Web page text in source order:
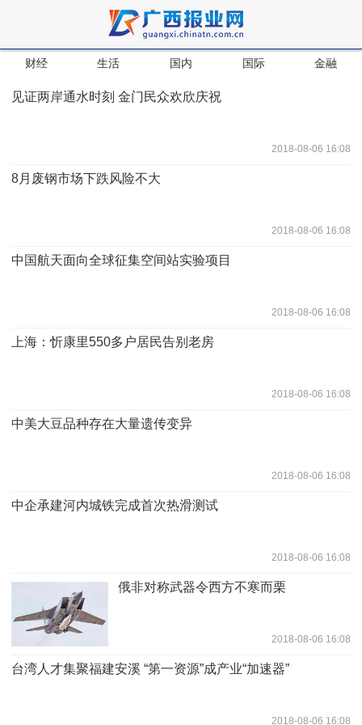
财经 生活 国内 国际 金融
见证两岸通水时刻 金门民众欢欣庆祝
2018-08-06 16:08
8月废钢市场下跌风险不大
2018-08-06 16:08
中国航天面向全球征集空间站实验项目
2018-08-06 16:08
上海：忻康里550多户居民告别老房
2018-08-06 16:08
中美大豆品种存在大量遗传变异
2018-08-06 16:08
中企承建河内城铁完成首次热滑测试
2018-08-06 16:08
俄非对称武器令西方不寒而栗
2018-08-06 16:08
台湾人才集聚福建安溪 “第一资源”成产业“加速器”
2018-08-06 16:08